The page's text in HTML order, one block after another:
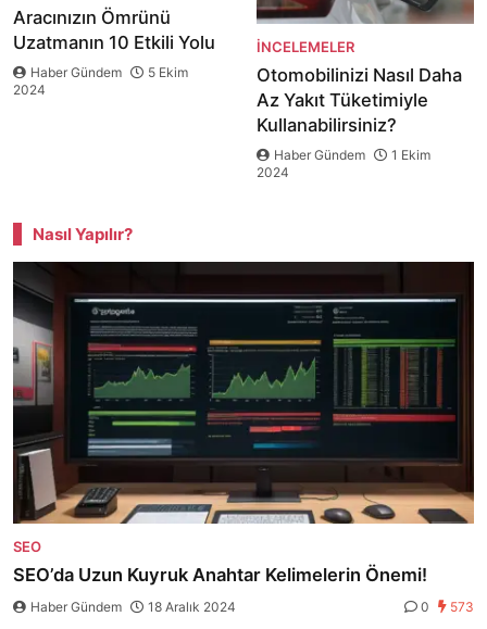
Aracınızın Ömrünü
Uzatmanın 10 Etkili Yolu
Haber Gündem
5 Ekim
2024
İNCELEMELER
Otomobilinizi Nasıl Daha
Az Yakıt Tüketimiyle
Kullanabilirsiniz?
Haber Gündem
1 Ekim
2024
Nasıl Yapılır?
SEO
SEO’da Uzun Kuyruk Anahtar Kelimelerin Önemi!
Haber Gündem 18 Aralık 2024 0 573